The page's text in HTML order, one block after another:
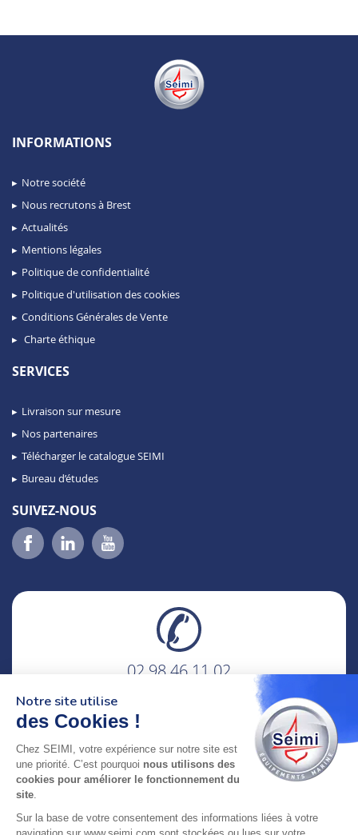
INFORMATIONS
Notre société
Nous recrutons à Brest
Actualités
Mentions légales
Politique de confidentialité
Politique d'utilisation des cookies
Conditions Générales de Vente
Charte éthique
SERVICES
Livraison sur mesure
Nos partenaires
Télécharger le catalogue SEIMI
Bureau d’études
SUIVEZ-NOUS
02 98 46 11 02
adresse : 75 Rue Amiral Troude,
29200 Brest FRANCE
LABELLISÉE
Notre site utilise
des Cookies !
Chez SEIMI, votre expérience sur notre site est
une priorité. C’est pourquoi nous utilisons des
cookies pour améliorer le fonctionnement du
site.
Sur la base de votre consentement des informations liées à votre